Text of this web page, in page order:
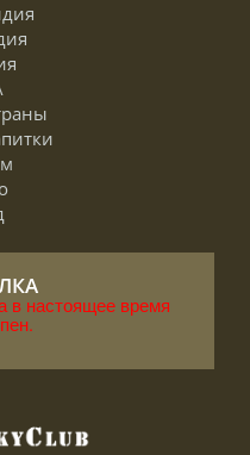
в настоящее время